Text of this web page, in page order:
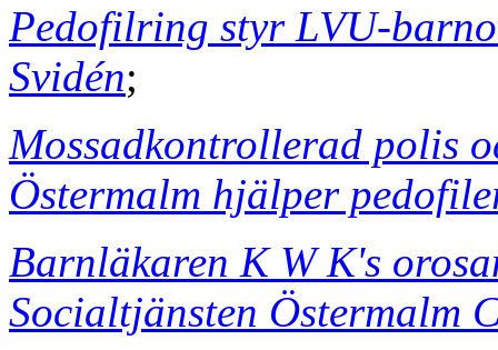
Pedofilring styr LVU-
Svidén;
Mossadkontrollerad polis
Östermalm hjälper
Barnläkaren K W K's
Socialtjänsten Östermalm